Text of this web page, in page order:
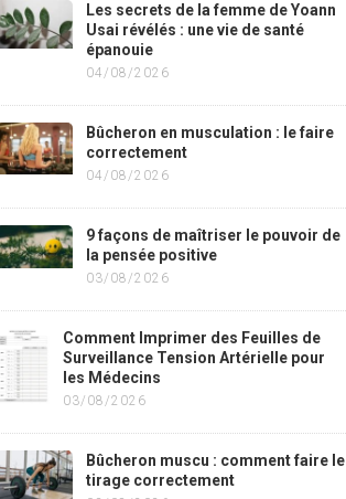
Les secrets de la femme de Yoann
Usai révélés : une vie de santé
épanouie
04/08/2026
Bûcheron en musculation : le faire
correctement
04/08/2026
9 façons de maîtriser le pouvoir de
la pensée positive
03/08/2026
Comment Imprimer des Feuilles de
Surveillance Tension Artérielle pour
les Médecins
03/08/2026
Bûcheron muscu : comment faire le
tirage correctement